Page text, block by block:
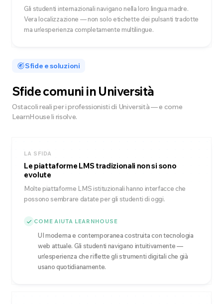
Gli studenti internazionali navigano nella loro lingua madre.
Vera localizzazione — non solo etichette dei pulsanti tradotte
ma un'esperienza completamente multilingue.
Sfide e soluzioni
Sfide comuni in Università
Ostacoli reali per i professionisti di Università — e come
LearnHouse li risolve.
LA SFIDA
Le piattaforme LMS tradizionali non si sono
evolute
Molte piattaforme LMS istituzionali hanno interfacce che
possono sembrare datate per gli studenti di oggi.
COME AIUTA LEARNHOUSE
UI moderna e contemporanea costruita con tecnologia
web attuale. Gli studenti navigano intuitivamente —
un'esperienza che riflette gli strumenti digitali che già
usano quotidianamente.